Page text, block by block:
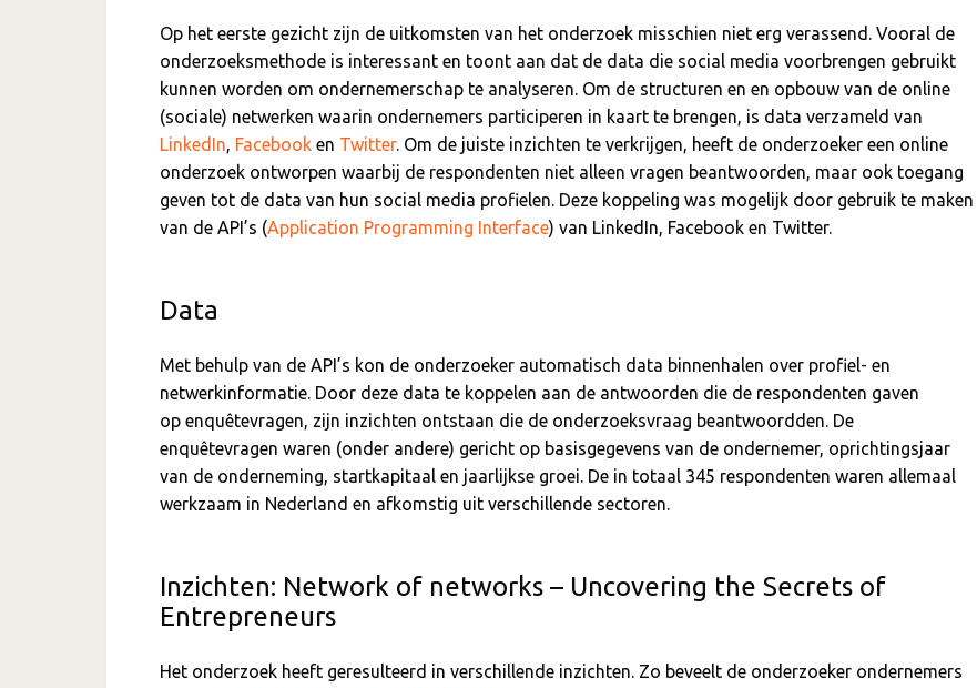
Op het eerste gezicht zijn de uitkomsten van het onderzoek misschien niet erg verassend. Vooral de
onderzoeksmethode is interessant en toont aan dat de data die social media voorbrengen gebruikt
kunnen worden om ondernemerschap te analyseren. Om de structuren en en opbouw van de online
(sociale) netwerken waarin ondernemers participeren in kaart te brengen, is data verzameld van
LinkedIn, Facebook en Twitter. Om de juiste inzichten te verkrijgen, heeft de onderzoeker een online
onderzoek ontworpen waarbij de respondenten niet alleen vragen beantwoorden, maar ook toegang
geven tot de data van hun social media profielen. Deze koppeling was mogelijk door gebruik te maken
van de API’s (Application Programming Interface) van LinkedIn, Facebook en Twitter.
Data
Met behulp van de API’s kon de onderzoeker automatisch data binnenhalen over profiel- en
netwerkinformatie. Door deze data te koppelen aan de antwoorden die de respondenten gaven
op enquêtevragen, zijn inzichten ontstaan die de onderzoeksvraag beantwoordden. De
enquêtevragen waren (onder andere) gericht op basisgegevens van de ondernemer, oprichtingsjaar
van de onderneming, startkapitaal en jaarlijkse groei. De in totaal 345 respondenten waren allemaal
werkzaam in Nederland en afkomstig uit verschillende sectoren.
Inzichten: Network of networks – Uncovering the Secrets of
Entrepreneurs
Het onderzoek heeft geresulteerd in verschillende inzichten. Zo beveelt de onderzoeker ondernemers